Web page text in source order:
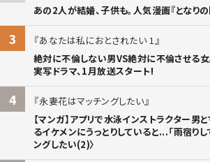
あの2人が結婚、子供も。人気漫画『となり
3
あなたは私におとされたい 1
絶対に不倫しない男VS絶対に不倫させる女
実写ドラマ、1月放送スタート!
4
永妻花はマッチングしたい
【マンガ】アプリで水泳インストラクター男
るイケメンにうっとりしていると...「雨宿りし
ングしたい(2)〉